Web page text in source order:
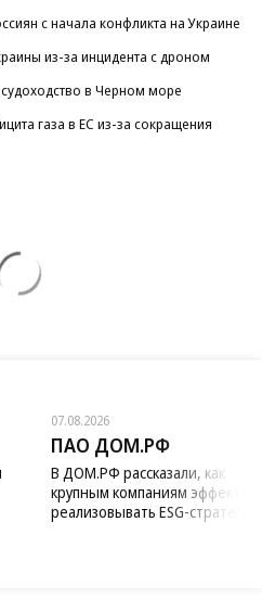
с начала конфликта на Украине
из-за инцидента с дроном
в Черном море
газа в ЕС из-за сокращения
07.08.2026
ПАО ДОМ.РФ
В ДОМ.РФ рассказали, как
крупным компаниям
реализовывать ESG-стратегию